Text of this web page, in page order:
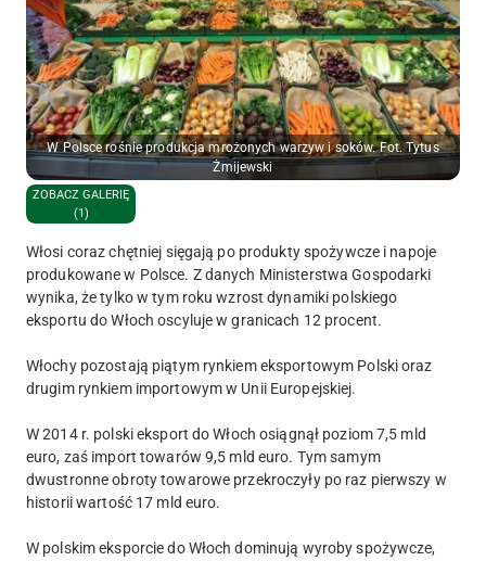
W Polsce rośnie produkcja mrożonych warzyw i soków. Fot. Tytus
Żmijewski
ZOBACZ GALERIĘ
(1)
Włosi coraz chętniej sięgają po produkty spożywcze i napoje
produkowane w Polsce. Z danych Ministerstwa Gospodarki
wynika, że tylko w tym roku wzrost dynamiki polskiego
eksportu do Włoch oscyluje w granicach 12 procent.
Włochy pozostają piątym rynkiem eksportowym Polski oraz
drugim rynkiem importowym w Unii Europejskiej.
W 2014 r. polski eksport do Włoch osiągnął poziom 7,5 mld
euro, zaś import towarów 9,5 mld euro. Tym samym
dwustronne obroty towarowe przekroczyły po raz pierwszy w
historii wartość 17 mld euro.
W polskim eksporcie do Włoch dominują wyroby spożywcze,